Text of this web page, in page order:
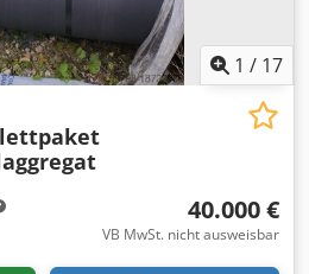
1 / 17
40.000 €
VB MwSt. nicht ausweisbar